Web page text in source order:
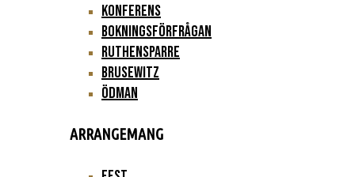
Konferens
Bokningsförfrågan
Ruthensparre
Brusewitz
Ödman
ARRANGEMANG